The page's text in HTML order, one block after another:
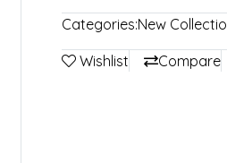
Categories:New
Wishlist Compare